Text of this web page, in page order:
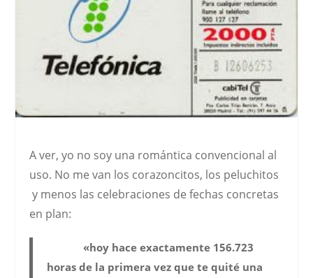
A ver, yo no soy una romántica convencional al
uso. No me van los corazoncitos, los peluchitos
y menos las celebraciones de fechas concretas
en plan:
«hoy hace exactamente 156.723
horas de la primera vez que te quité una